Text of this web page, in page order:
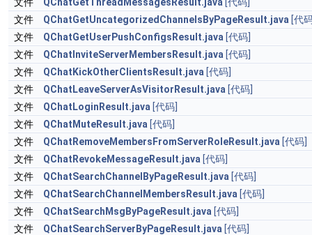
文件
QChatGetUncategorizedChannelsByPageResult.java [代
文件
QChatGetUserPushConfigsResult.java [代码]
文件
QChatInviteServerMembersResult.java [代码]
文件
QChatKickOtherClientsResult.java [代码]
文件
QChatLeaveServerAsVisitorResult.java [代码]
文件
QChatLoginResult.java [代码]
文件
QChatMuteResult.java [代码]
文件
QChatRemoveMembersFromServerRoleResult.java [代码]
文件
QChatRevokeMessageResult.java [代码]
文件
QChatSearchChannelByPageResult.java [代码]
文件
QChatSearchChannelMembersResult.java [代码]
文件
QChatSearchMsgByPageResult.java [代码]
文件
QChatSearchServerByPageResult.java [代码]